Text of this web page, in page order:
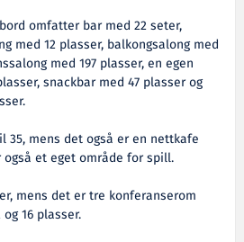
omfatter bar med 22 seter,
med 12 plasser, balkongsalong med
med 197 plasser, en egen
snackbar med 47 plasser og
35, mens det også er en nettkafe
et eget område for spill.
mens det er tre konferanserom
16 plasser.